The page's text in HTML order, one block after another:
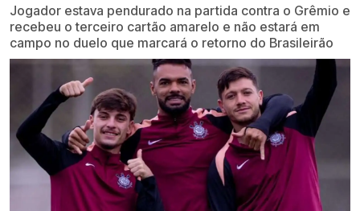
Jogador estava pendurado na partida contra o Grêmio e
recebeu o terceiro cartão amarelo e não estará em
campo no duelo que marcará o retorno do Brasileirão